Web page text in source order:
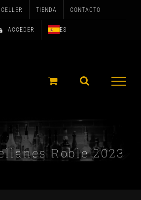
TIENDA CONTACTO
ACCEDER ES
Roble 2023